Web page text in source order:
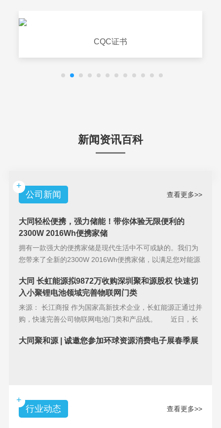
CQC证书
新闻资讯百科
+
公司新闻
查看更多>>
大同轻松便携，强力储能！带你体验无限便利的
2300W 2016Wh便携家储
拥有一款强大的便携家储是现代生活中不可或缺的。我们为
您带来了全新的2300W 2016Wh便携家储，以满足您对能源
大同 长虹能源拟9872万收购深圳聚和源股权 快速切
入小聚锂电池领域完善物联网门类
来源： 长江商报 作为国家高新技术企业，长虹能源正通过并
购，快速完善公司物联网电池门类和产品线。 近日，长
大同聚和源 | 诚邀您参加环球资源消费电子展春季展
+
行业动态
查看更多>>